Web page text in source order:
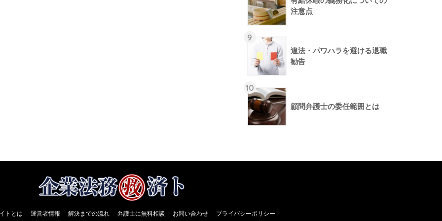
注意点
9
違法・パワハラを避ける退職
勧告
10
顧問弁護士の委任範囲とは
トとは 運営者情報 解決までの流れ 弁護士に無料相談 お問い合わせ プライバシーポリシー